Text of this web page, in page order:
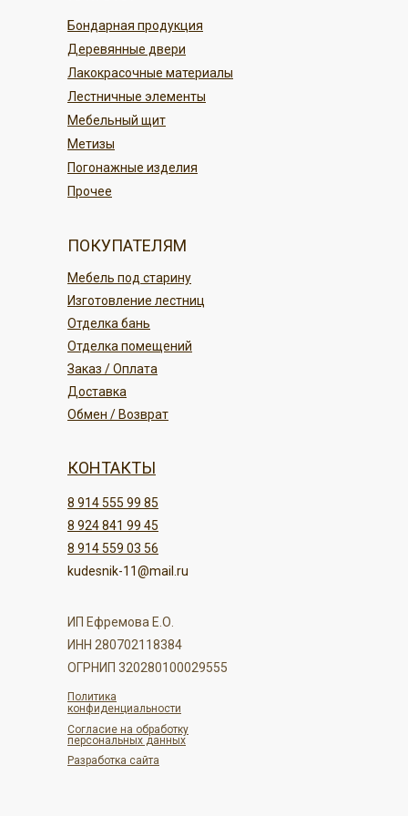
переводом
Безналичным платежом
ПОДРОБНЕЕ
Отделка бань
Изготовление лестниц
Мебель под старину
ПОКУПАТЕЛЯМ
Прочее
Метизы
Деревянные двери
Лакокрасочные материалы
Погонажные изделия
Мебельный щит
Лестничные элементы
Бондарная продукция
Политика
конфиденциальности
kudesnik-11@mail.ru
8 914 559 03 56
8 914 555 99 85
8 924 841 99 45
КОНТАКТЫ
Обмен / Возврат
Отделка помещений
Заказ / Оплата
Доставка
Разработка сайта
ОГРНИП 320280100029555
ИНН 280702118384
ИП Ефремова Е.О.
Согласие на обработку
персональных данных